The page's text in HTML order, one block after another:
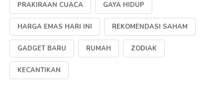
PRAKIRAAN CUACA GAYA HIDUP
HARGA EMAS HARI INI REKOMENDASI SAHAM
GADGET BARU RUMAH ZODIAK
KECANTIKAN